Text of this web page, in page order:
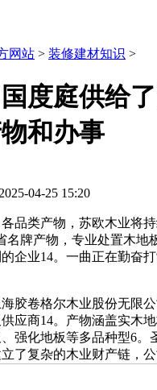
网站 > 装修建材知识 >
度庭供给
和办事
04-25 15:20
类产物，苏欧木业将持
名牌产物，专业处置木地
企业‌14。一曲正在勤奋
卷格尔木业股份无限公
应商‌14。产物涵盖实木
强化地板等多品种型‌6。‌
了复杂的木业财产链，公